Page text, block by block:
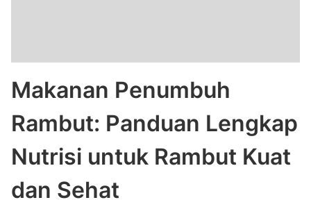
Makanan Penumbuh
Rambut: Panduan Lengkap
Nutrisi untuk Rambut Kuat
dan Sehat